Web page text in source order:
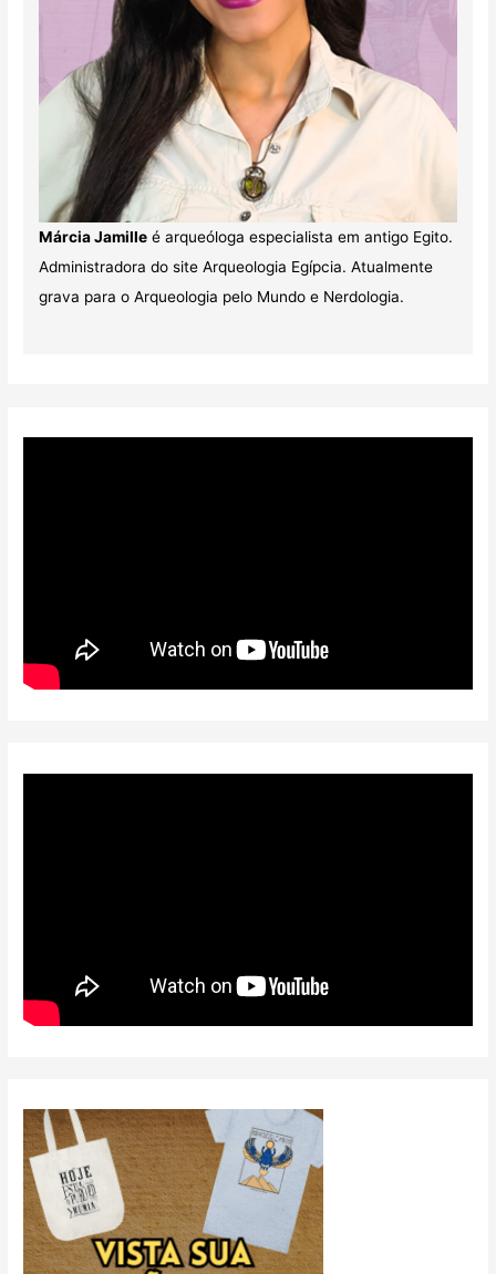
Márcia Jamilleé arqueóloga especialista em antigo Egito.
Administradora do site Arqueologia Egípcia. Atualmente
grava para o Arqueologia pelo Mundo e Nerdologia.